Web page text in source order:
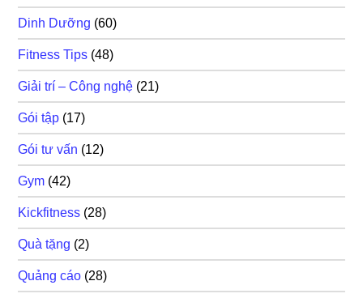
Dinh Dưỡng (60)
Fitness Tips (48)
Giải trí – Công nghệ (21)
Gói tập (17)
Gói tư vấn (12)
Gym (42)
Kickfitness (28)
Quà tặng (2)
Quảng cáo (28)